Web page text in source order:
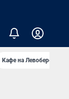
Кафе на Левобережье